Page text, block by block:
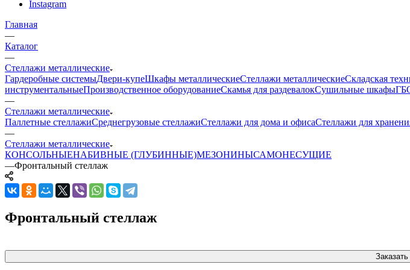
Instagram
Главная
—
Каталог
—
Стеллажи металлические
Гардеробные системыДвери-купеШкафы металлическиеСтеллажи металлическиеСкладская
инструментальныеПроизводственное оборудованиеСкамья для раздевалокСушильные шкафы
—
Стеллажи металлические
Паллетные стеллажиСреднегрузовые стеллажиСтеллажи для дома и офисаСтеллажи для
—
Стеллажи металлические
КОНСОЛЬНЫЕНАБИВНЫЕ (ГЛУБИННЫЕ)МЕЗОНИНЫСАМОНЕСУЩИЕ
—Фронтальный стеллаж
Фронтальный стеллаж